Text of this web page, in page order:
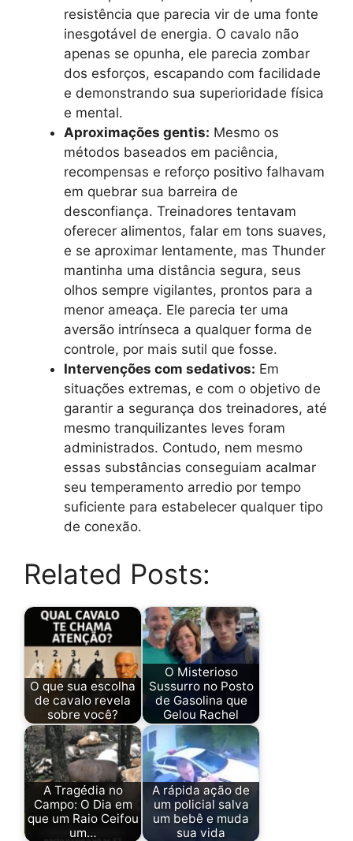
resistência que parecia vir de uma fonte
inesgotável de energia. O cavalo não
apenas se opunha, ele parecia zombar
dos esforços, escapando com facilidade
e demonstrando sua superioridade física
e mental.
Aproximações gentis: Mesmo os
métodos baseados em paciência,
recompensas e reforço positivo falhavam
em quebrar sua barreira de
desconfiança. Treinadores tentavam
oferecer alimentos, falar em tons suaves,
e se aproximar lentamente, mas Thunder
mantinha uma distância segura, seus
olhos sempre vigilantes, prontos para a
menor ameaça. Ele parecia ter uma
aversão intrínseca a qualquer forma de
controle, por mais sutil que fosse.
Intervenções com sedativos: Em
situações extremas, e com o objetivo de
garantir a segurança dos treinadores, até
mesmo tranquilizantes leves foram
administrados. Contudo, nem mesmo
essas substâncias conseguiam acalmar
seu temperamento arredio por tempo
suficiente para estabelecer qualquer tipo
de conexão.
Related Posts:
O que sua escolha
de cavalo revela
sobre você?
O Misterioso
Sussurro no Posto
de Gasolina que
Gelou Rachel
A Tragédia no
Campo: O Dia em
que um Raio Ceifou
um…
A rápida ação de
um policial salva
um bebê e muda
sua vida